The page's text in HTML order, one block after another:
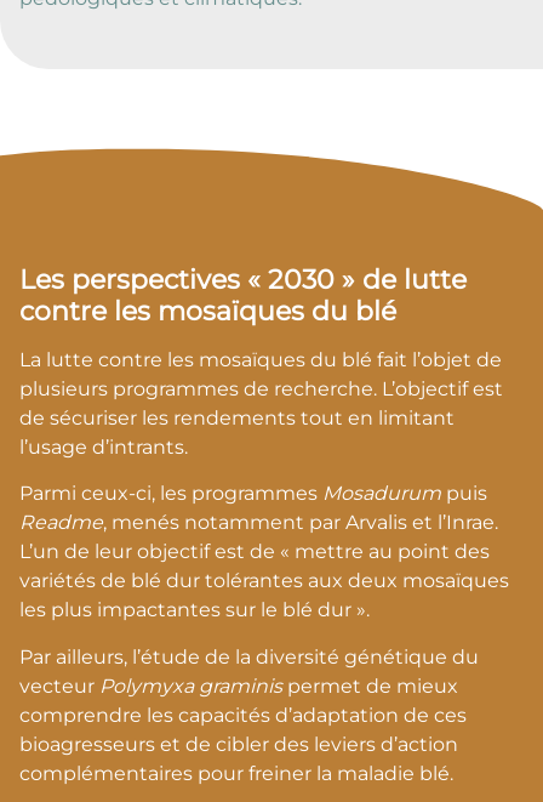
Les perspectives « 2030 » de lutte
contre les mosaïques du blé
La lutte contre les mosaïques du blé fait l’objet de
plusieurs programmes de recherche. L’objectif est
de sécuriser les rendements tout en limitant
l’usage d’intrants.
Parmi ceux-ci, les programmes Mosadurum puis
Readme, menés notamment par Arvalis et l’Inrae.
L’un de leur objectif est de « mettre au point des
variétés de blé dur tolérantes aux deux mosaïques
les plus impactantes sur le blé dur ».
Par ailleurs, l’étude de la diversité génétique du
vecteur Polymyxa graminispermet de mieux
comprendre les capacités d’adaptation de ces
bioagresseurs et de cibler des leviers d’action
complémentaires pour freiner la maladie blé.